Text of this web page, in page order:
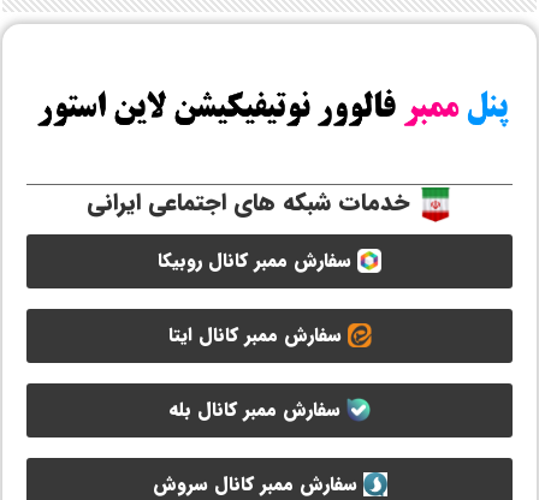
خدمات شبکه های اجتماعی ایرانی
سفارش ممبر کانال روبیکا
سفارش ممبر کانال ایتا
سفارش ممبر کانال بله
سفارش ممبر کانال سروش